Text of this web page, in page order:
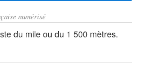
numérisé
du mile ou du 1 500 mètres.